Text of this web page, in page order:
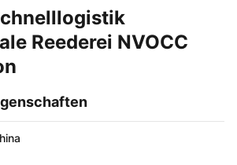
Reederei NVOCC